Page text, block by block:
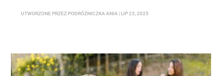
UTWORZONE PRZEZ PODRÓŻNICZKA ANIA | LIP 23, 2025